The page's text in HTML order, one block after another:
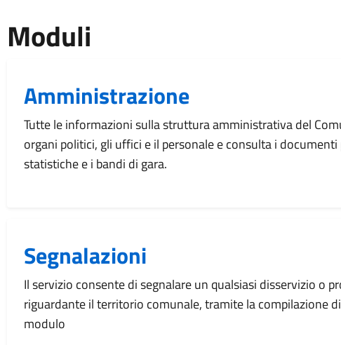
Moduli
Amministrazione
Tutte le informazioni sulla struttura amministrativa del
organi politici, gli uffici e il personale e consulta i documenti
statistiche e i bandi di gara.
Segnalazioni
Il servizio consente di segnalare un qualsiasi disservizio o
riguardante il territorio comunale, tramite la compilazione
modulo